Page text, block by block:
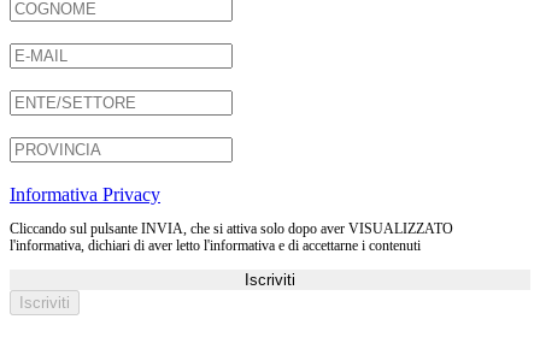
Informativa Privacy
Cliccando sul pulsante INVIA, che si attiva solo dopo aver VISUALIZZATO
l'informativa, dichiari di aver letto l'informativa e di accettarne i contenuti
Iscriviti